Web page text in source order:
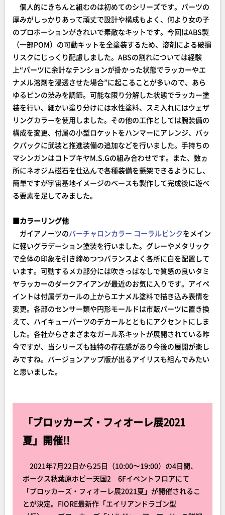
個人的にきちんと組むのは初めてのシリーズです。パーツの
厚みがしっかりあって頑丈で設計や構成もよく、何より女の子
のプロポーションがきれいで素敵なキットです。今回はABS製
（一部POM）の可動キットを全塗装するため、溶剤による破損
リスクにじっくり配慮しました。ABSの割れについては経験
上“パーツに余計なテンションが掛かった状態でラッカーやエ
ナメル溶剤を浸透させた場合”に起こることが多いので、あら
ゆるピンの渋みを調節。可能な限り分解した状態でラッカー塗
装を行い、細かい塗り分けには水性塗料、スミ入れにはウェザ
リングカラーを使用しました。その他の工作としては腕装備の
構成を変更、付属の小型ロケットをハンマーにアレンジ、バッ
クパックに武装と推進装備の追加などを行いました。手持ちの
マシンガンはコトブキヤM.S.Gの組み合わせです。また、数ヵ
所にネオジム磁石を仕込んで各種装備を懸架できるようにし、
簡単ですが宇宙基地イメージのベースも製作して完成後に遊べ
る要素を足してみました。
■カラーリング他
ガイアノーツのバーチャロンカラー コーラルピンクをメイン
に軽いグラデーション塗装を行いました。グレーやメタリック
で全体の印象を引き締めつつバランスよく各所に白を配置して
います。可動するメカ部分には吹きっぱなしで質感の良いタミ
ヤラッカーのダークアイアンが最近のお気に入りです。アイペ
イントは付属デカールの上からエナメル塗料で描き込み表情を
変更。各部のセンサー類や円形モールドは市販パーツに置き換
えて、ハイキューパーツのデカールとともにアクセントにしま
した。各社からさまざまなガール系キットが展開されている昨
今ですが、当シリーズも独特の存在感があり今後の展開が楽し
みですね。バージョンアップ版が出るアイリスも組んでみたい
と思いました。
「ブロッカーズ・フィオーレ展2021
夏」開催!!
2021年7月22日から25日（10:00〜19:00）の4日間、
ボークス秋葉原ホビー天国2 6Fイベントフロアにて
「ブロッカーズ・フィオーレ展2021夏」が開催されるこ
とが決定。FIORE最新作「エイリアンドラゴン型